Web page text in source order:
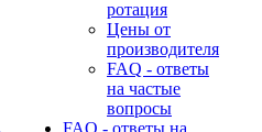
ротация
Цены от
производителя
FAQ - ответы
на частые
вопросы
FAQ - ответы на